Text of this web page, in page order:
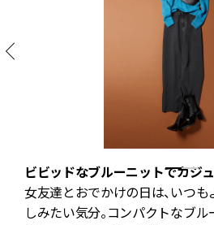
ビビッドなブルーニットでカジ
女友達とおでかけの日は、いつ
しみたい気分。コンパクトなブル